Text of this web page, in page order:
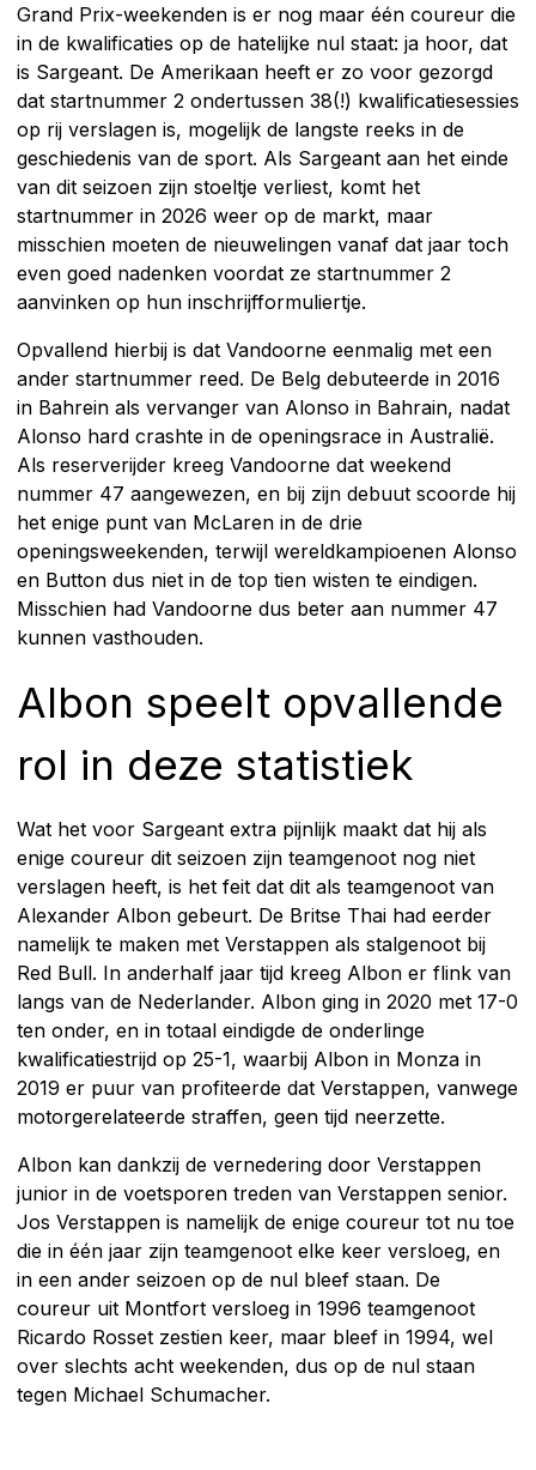
Grand Prix-weekenden is er nog maar één coureur die
in de kwalificaties op de hatelijke nul staat: ja hoor, dat
is Sargeant. De Amerikaan heeft er zo voor gezorgd
dat startnummer 2 ondertussen 38(!) kwalificatiesessies
op rij verslagen is, mogelijk de langste reeks in de
geschiedenis van de sport. Als Sargeant aan het einde
van dit seizoen zijn stoeltje verliest, komt het
startnummer in 2026 weer op de markt, maar
misschien moeten de nieuwelingen vanaf dat jaar toch
even goed nadenken voordat ze startnummer 2
aanvinken op hun inschrijfformuliertje.
Opvallend hierbij is dat Vandoorne eenmalig met een
ander startnummer reed. De Belg debuteerde in 2016
in Bahrein als vervanger van Alonso in Bahrain, nadat
Alonso hard crashte in de openingsrace in Australië.
Als reserverijder kreeg Vandoorne dat weekend
nummer 47 aangewezen, en bij zijn debuut scoorde hij
het enige punt van McLaren in de drie
openingsweekenden, terwijl wereldkampioenen Alonso
en Button dus niet in de top tien wisten te eindigen.
Misschien had Vandoorne dus beter aan nummer 47
kunnen vasthouden.
Albon speelt opvallende
rol in deze statistiek
Wat het voor Sargeant extra pijnlijk maakt dat hij als
enige coureur dit seizoen zijn teamgenoot nog niet
verslagen heeft, is het feit dat dit als teamgenoot van
Alexander Albon gebeurt. De Britse Thai had eerder
namelijk te maken met Verstappen als stalgenoot bij
Red Bull. In anderhalf jaar tijd kreeg Albon er flink van
langs van de Nederlander. Albon ging in 2020 met 17-0
ten onder, en in totaal eindigde de onderlinge
kwalificatiestrijd op 25-1, waarbij Albon in Monza in
2019 er puur van profiteerde dat Verstappen, vanwege
motorgerelateerde straffen, geen tijd neerzette.
Albon kan dankzij de vernedering door Verstappen
junior in de voetsporen treden van Verstappen senior.
Jos Verstappen is namelijk de enige coureur tot nu toe
die in één jaar zijn teamgenoot elke keer versloeg, en
in een ander seizoen op de nul bleef staan. De
coureur uit Montfort versloeg in 1996 teamgenoot
Ricardo Rosset zestien keer, maar bleef in 1994, wel
over slechts acht weekenden, dus op de nul staan
tegen Michael Schumacher.